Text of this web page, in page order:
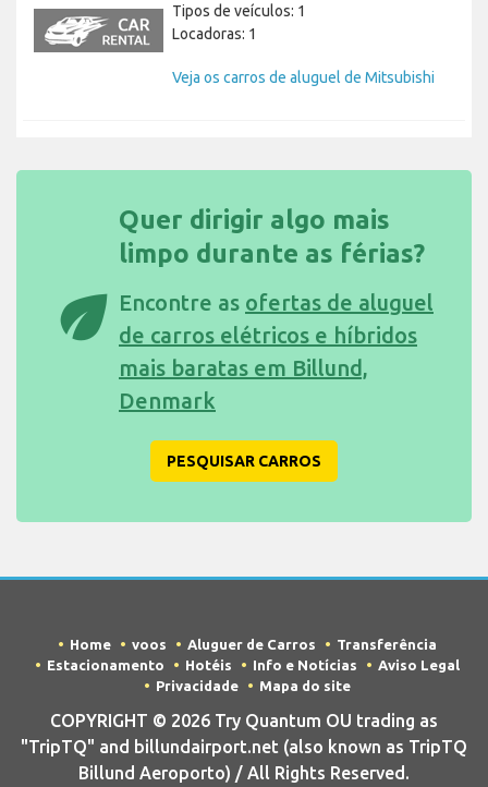
Tipos de veículos: 1
Locadoras: 1
Veja os carros de aluguel de Mitsubishi
eco
Quer dirigir algo mais
limpo durante as férias?
Encontre as ofertas de aluguel
de carros elétricos e híbridos
mais baratas em Billund,
Denmark
PESQUISAR CARROS
Home voos Aluguer de Carros
Transferência
Estacionamento
Hotéis Info e Notícias
Aviso Legal
Privacidade
Mapa do site
COPYRIGHT © 2026 Try Quantum OU trading as
"TripTQ" and billundairport.net (also known as TripTQ
Billund Aeroporto) / All Rights Reserved.